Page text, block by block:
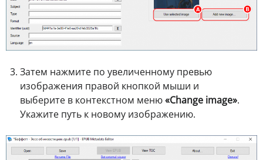
Затем нажмите по увеличенному превью
изображения правой кнопкой мыши и
выберите в контекстном меню«Change image».
Укажите путь к новому изображению.